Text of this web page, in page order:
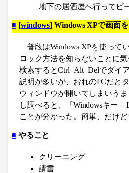
地下の居酒屋へ行ってビ
■ [windows] Windows XPで画面
普段はWindows XPを使って
ロック方法を知らないことに気
検索するとCtrl+Alt+Delでダイ
説明が多いが、おれのPCだと
ウィンドウが開いてしまいう
し調べると、「Windowsキー +
ことが分かった。簡単、だけど
■ やること
クリーニング
請書